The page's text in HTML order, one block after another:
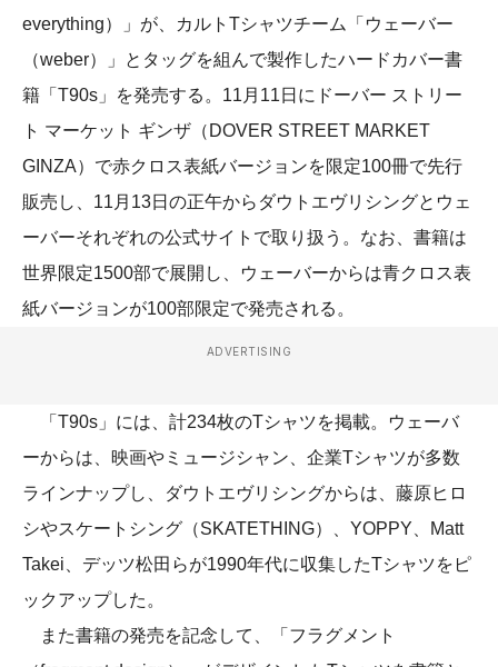
everything）」が、カルトTシャツチーム「ウェーバー
（weber）」とタッグを組んで製作したハードカバー書
籍「T90s」を発売する。11月11日にドーバー ストリー
ト マーケット ギンザ（DOVER STREET MARKET
GINZA）で赤クロス表紙バージョンを限定100冊で先行
販売し、11月13日の正午からダウトエヴリシングとウェ
ーバーそれぞれの公式サイトで取り扱う。なお、書籍は
世界限定1500部で展開し、ウェーバーからは青クロス表
紙バージョンが100部限定で発売される。
ADVERTISING
「T90s」には、計234枚のTシャツを掲載。ウェーバ
ーからは、映画やミュージシャン、企業Tシャツが多数
ラインナップし、ダウトエヴリシングからは、藤原ヒロ
シやスケートシング（SKATETHING）、YOPPY、Matt
Takei、デッツ松田らが1990年代に収集したTシャツをピ
ックアップした。
また書籍の発売を記念して、「フラグメント